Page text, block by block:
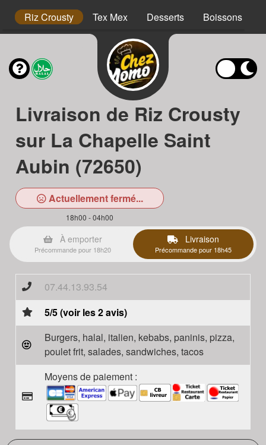
Riz Crousty Tex Mex Desserts Boissons
Livraison de Riz Crousty
sur La Chapelle Saint
Aubin (72650)
Actuellement fermé...
18h00 - 04h00
À emporter
Précommande pour 18h20
Livraison
Précommande pour 18h45
07.44.13.93.54
5/5 (voir les 2 avis)
Burgers, halal, italien, kebabs, paninis, pizza,
poulet frit, salades, sandwiches, tacos
Moyens de paiement :